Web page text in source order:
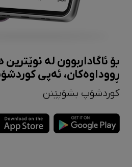
بۆ ئاگاداربوون لە نوێترین
ڕووداوەکان، ئەپی
کوردشۆپ بشۆپێنن